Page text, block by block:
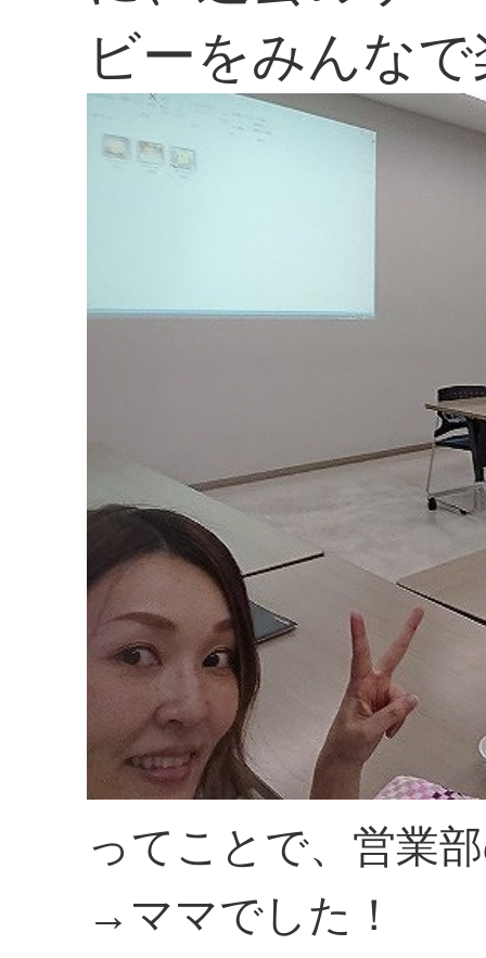
ビーをみんな
ってことで、営業
→ママでした！